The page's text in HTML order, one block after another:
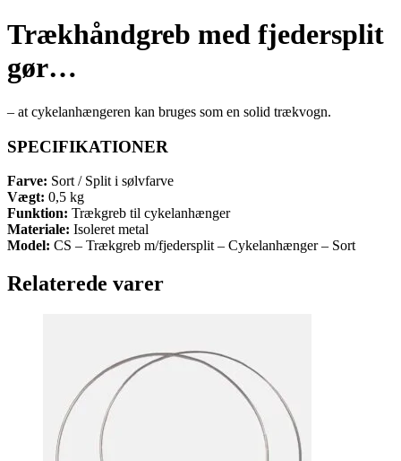
Trækhåndgreb med fjedersplit
gør…
– at cykelanhængeren kan bruges som en solid trækvogn.
SPECIFIKATIONER
Farve: Sort / Split i sølvfarve
Vægt: 0,5 kg
Funktion: Trækgreb til cykelanhænger
Materiale: Isoleret metal
Model: CS – Trækgreb m/fjedersplit – Cykelanhænger – Sort
Relaterede varer